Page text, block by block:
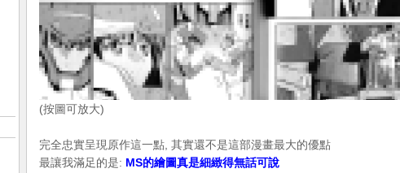
(按圖可放大)
完全忠實呈現原作這一點, 其實還不是這部漫畫最大的優點
最讓我滿足的是: MS的繪圖真是細緻得無話可說